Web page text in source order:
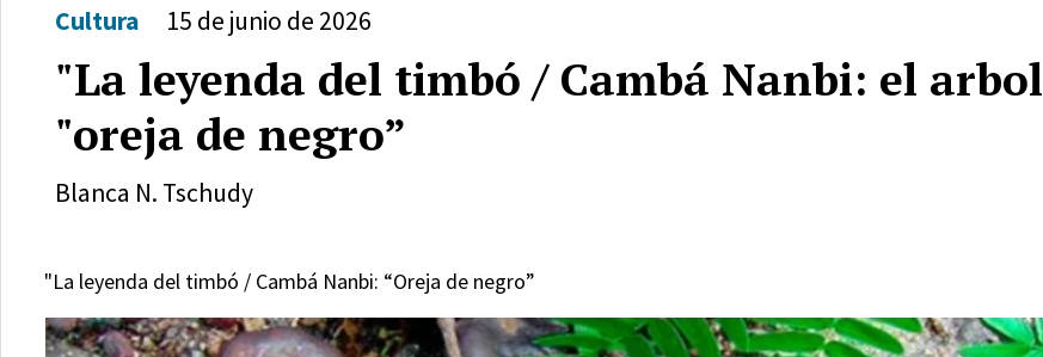
"La leyenda del timbó / Cambá Nanbi: el arbol
"oreja de negro”
Cultura 15 de junio de 2026
Blanca N. Tschudy
"La leyenda del timbó / Cambá Nanbi: “Oreja de negro”